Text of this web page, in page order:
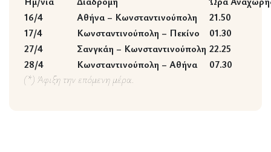
16/4
Αθήνα – Κωνσταντινούπολη
21.50
17/4
Κωνσταντινούπολη – Πεκίνο
01.30
27/4
Σανγκάη – Κωνσταντινούπολη 22.25
28/4
Κωνσταντινούπολη – Αθήνα
07.30
(*) Άφιξη την επόμενη μέρα.